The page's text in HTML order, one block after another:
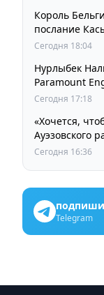
Король
послание
Сегодня 18:04
Нурлыбек
Paramount
Сегодня 17:18
«Хочется,
Ауэзовского
ждут от
Сегодня 16:36
Telegram